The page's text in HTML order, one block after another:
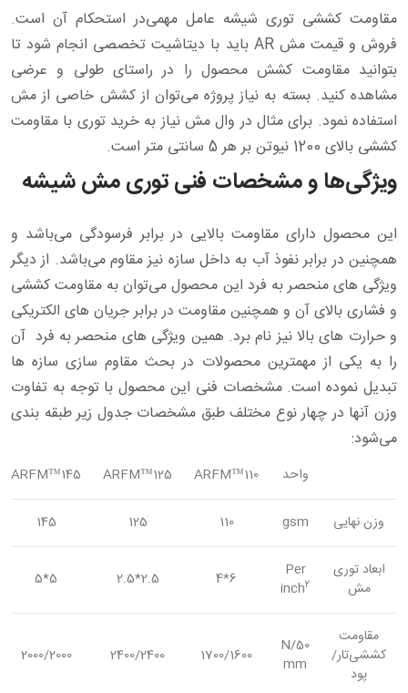
مقاومت کششی توری شیشه عامل مهمی‌در استحکام آن است.
فروش و قیمت مش AR باید با دیتاشیت تخصصی انجام شود تا
بتوانید مقاومت کشش محصول را در راستای طولی و عرضی
مشاهده کنید. بسته به نیاز پروژه می‌توان از کشش خاصی از مش
استفاده نمود. برای مثال در وال مش نیاز به خرید توری با مقاومت
کششی بالای 1200 نیوتن بر هر 5 سانتی متر است.
ویژگی‌ها و مشخصات فنی توری مش شیشه
این محصول دارای مقاومت بالایی در برابر فرسودگی می‌باشد و
همچنین در برابر نفوذ آب به داخل سازه نیز مقاوم می‌باشد. از دیگر
ویژگی های منحصر به فرد این محصول می‌توان به مقاومت کششی
و فشاری بالای آن و همچنین مقاومت در برابر جریان های الکتریکی
و حرارت های بالا نیز نام برد. همین ویژگی های منحصر به فرد آن
را به یکی از مهمترین محصولات در بحث مقاوم سازی سازه ها
تبدیل نموده است. مشخصات فنی این محصول با توجه به تفاوت
وزن آنها در چهار نوع مختلف طبق مشخصات جدول زیر طبقه بندی
می‌شود:
واحد 110™ARFM
125™ARFM
145™ARFM
وزن نهایی gsm
110
125
145
ابعاد توری
مش
Per
inch2
6*4
2.5*2.5
5*5
مقاومت
کششی‌تار/
پود
N/50
mm
1700/1600
2400/2400
2000/2000